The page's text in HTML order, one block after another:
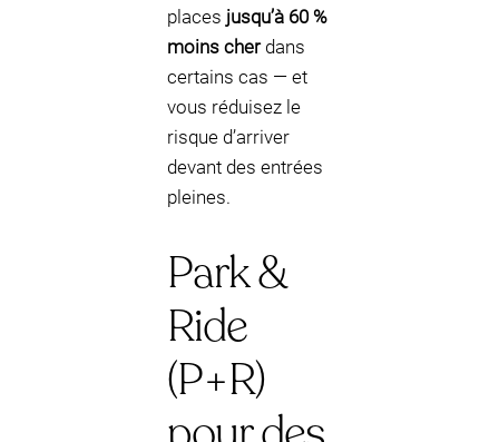
places jusqu’à 60 %
moins cherdans
certains cas — et
vous réduisez le
risque d’arriver
devant des entrées
pleines.
Park &
Ride
(P+R)